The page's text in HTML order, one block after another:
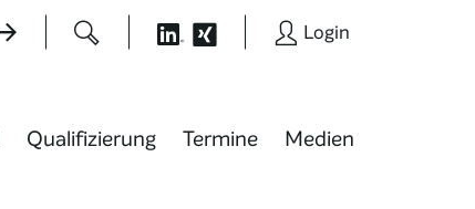
Login
Qualifizierung Termine Medien